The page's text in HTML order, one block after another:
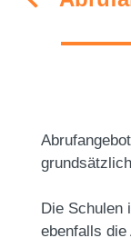
Die Schulen
ebenfalls die